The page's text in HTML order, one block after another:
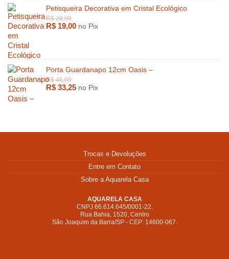
2.894,00
Petisqueira Decorativa em Cristal Ecológico
R$ 19,00 no Pix
Porta Guardanapo 12cm Oasis –
R$ 33,25 no Pix
Trocas e Devoluções
Entre em Contato
Sobre a Aquarela Casa
AQUARELA CASA
CNPJ 66.614.645/0001-22.
Rua Bahia, 1520, Centro
São Joaquim da Barra/SP - CEP: 14600-067.